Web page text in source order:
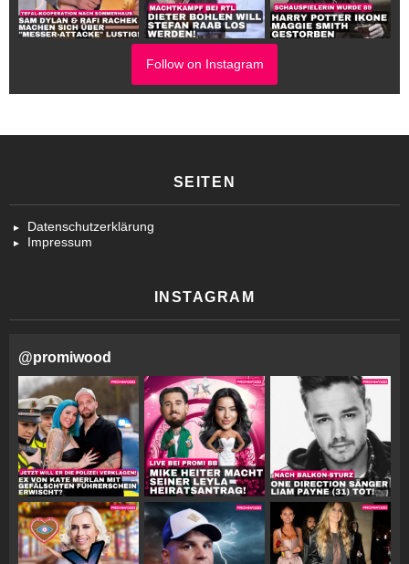
Follow on Instagram
SEITEN
Datenschutzerklärung
Impressum
INSTAGRAM
@promiwood